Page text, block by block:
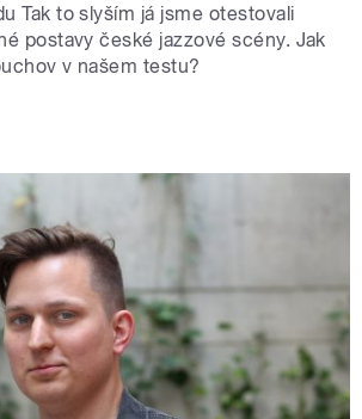
Tak to slyším já jsme otestovali
postavy české jazzové scény. Jak
v našem testu?